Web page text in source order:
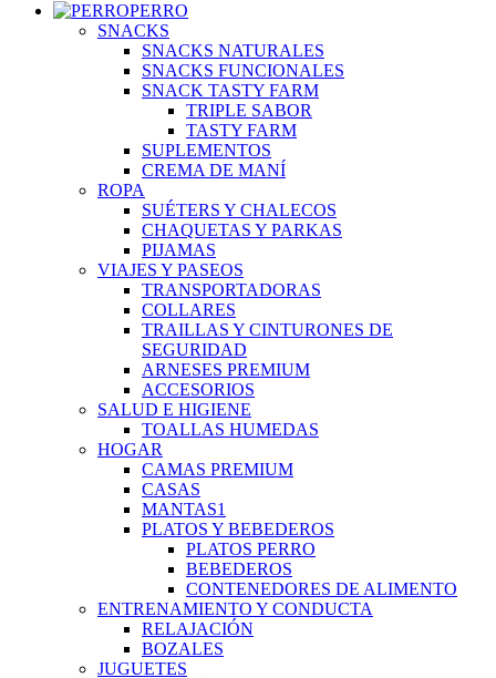
PERRO
SNACKS
SNACKS NATURALES
SNACKS FUNCIONALES
SNACK TASTY FARM
TRIPLE SABOR
TASTY FARM
SUPLEMENTOS
CREMA DE MANÍ
ROPA
SUÉTERS Y CHALECOS
CHAQUETAS Y PARKAS
PIJAMAS
VIAJES Y PASEOS
TRANSPORTADORAS
COLLARES
TRAILLAS Y CINTURONES DE
SEGURIDAD
ARNESES PREMIUM
ACCESORIOS
SALUD E HIGIENE
TOALLAS HUMEDAS
HOGAR
CAMAS PREMIUM
CASAS
MANTAS1
PLATOS Y BEBEDEROS
PLATOS PERRO
BEBEDEROS
CONTENEDORES DE ALIMENTO
ENTRENAMIENTO Y CONDUCTA
RELAJACIÓN
BOZALES
JUGUETES